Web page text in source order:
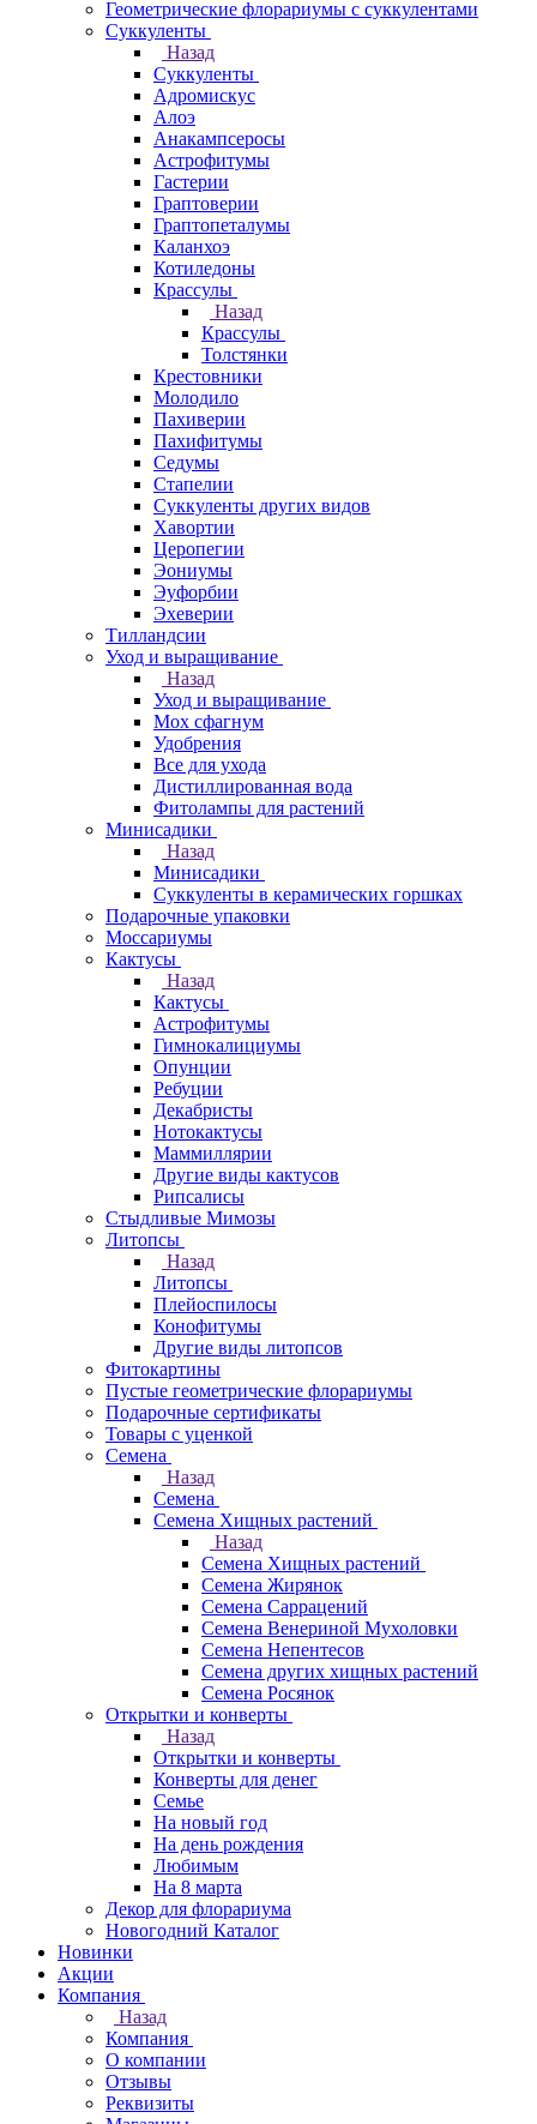
Геометрические флорариумы с суккулентами
Суккуленты
Назад
Суккуленты
Адромискус
Алоэ
Анакампсеросы
Астрофитумы
Гастерии
Граптоверии
Граптопеталумы
Каланхоэ
Котиледоны
Крассулы
Назад
Крассулы
Толстянки
Крестовники
Молодило
Пахиверии
Пахифитумы
Седумы
Стапелии
Суккуленты других видов
Хавортии
Церопегии
Эониумы
Эуфорбии
Эхеверии
Тилландсии
Уход и выращивание
Назад
Уход и выращивание
Мох сфагнум
Удобрения
Все для ухода
Дистиллированная вода
Фитолампы для растений
Минисадики
Назад
Минисадики
Суккуленты в керамических горшках
Подарочные упаковки
Моссариумы
Кактусы
Назад
Кактусы
Астрофитумы
Гимнокалициумы
Опунции
Ребуции
Декабристы
Нотокактусы
Маммиллярии
Другие виды кактусов
Рипсалисы
Стыдливые Мимозы
Литопсы
Назад
Литопсы
Плейоспилосы
Конофитумы
Другие виды литопсов
Фитокартины
Пустые геометрические флорариумы
Подарочные сертификаты
Товары с уценкой
Семена
Назад
Семена
Семена Хищных растений
Назад
Семена Хищных растений
Семена Жирянок
Семена Саррацений
Семена Венериной Мухоловки
Семена Непентесов
Семена других хищных растений
Семена Росянок
Открытки и конверты
Назад
Открытки и конверты
Конверты для денег
Семье
На новый год
На день рождения
Любимым
На 8 марта
Декор для флорариума
Новогодний Каталог
Новинки
Акции
Компания
Назад
Компания
О компании
Отзывы
Реквизиты